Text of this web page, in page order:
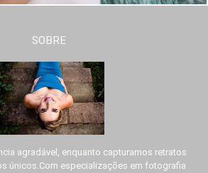
SOBRE
agradável, enquanto capturamos retratos
únicos.Com especializações em fotografia